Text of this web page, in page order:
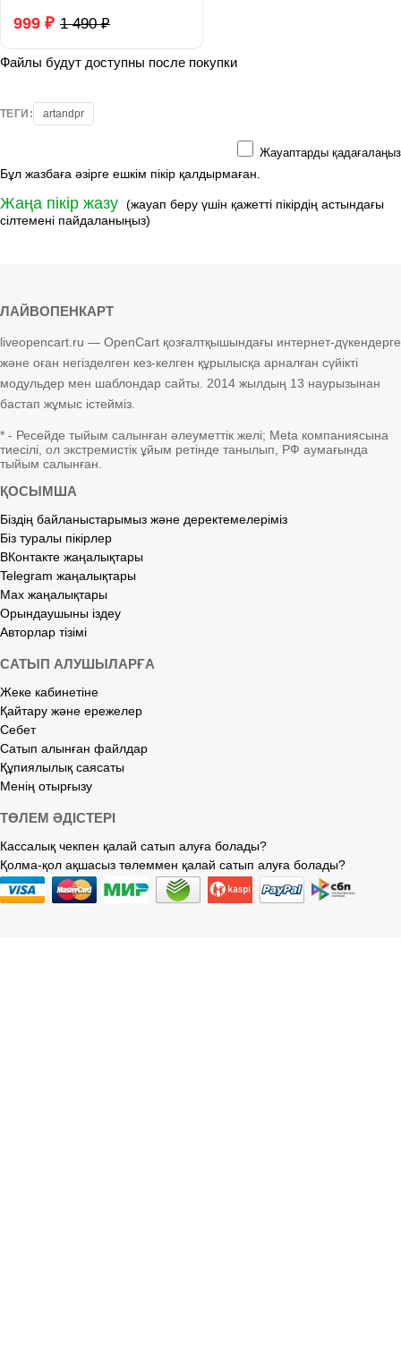
999 ₽ 1 490 ₽
Файлы будут доступны после покупки
ТЕГИ: artandpr
Жауаптарды қадағалаңыз
Бұл жазбаға әзірге ешкім пікір қалдырмаған.
Жаңа пікір жазу (жауап беру үшін қажетті пікірдің астындағы
сілтемені пайдаланыңыз)
ЛАЙВОПЕНКАРТ
liveopencart.ru — OpenCart қозғалтқышындағы интернет-дүкендерге
және оған негізделген кез-келген құрылысқа арналған сүйікті
модульдер мен шаблондар сайты. 2014 жылдың 13 наурызынан
бастап жұмыс істейміз.
* - Ресейде тыйым салынған әлеуметтік желі; Meta компаниясына
тиесілі, ол экстремистік ұйым ретінде танылып, РФ аумағында
тыйым салынған.
ҚОСЫМША
Біздің байланыстарымыз және деректемелеріміз
Біз туралы пікірлер
ВКонтакте жаңалықтары
Telegram жаңалықтары
Max жаңалықтары
Орындаушыны іздеу
Авторлар тізімі
САТЫП АЛУШЫЛАРҒА
Жеке кабинетіне
Қайтару және ережелер
Себет
Сатып алынған файлдар
Құпиялылық саясаты
Менің отырғызу
ТӨЛЕМ ӘДІСТЕРІ
Кассалық чекпен қалай сатып алуға болады?
Қолма-қол ақшасыз төлеммен қалай сатып алуға болады?